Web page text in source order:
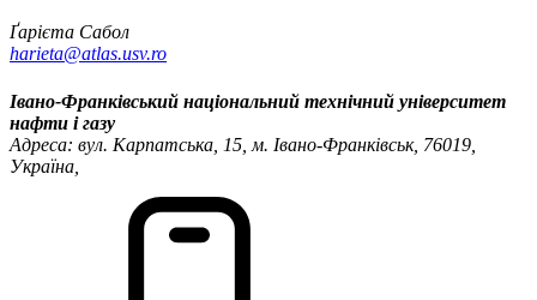
Ґарієта Сабол
harieta@atlas.usv.ro
Івано-Франківський національний технічний університет
нафти і газу
Адреса: вул. Карпатська, 15, м. Івано-Франківськ, 76019,
Україна,